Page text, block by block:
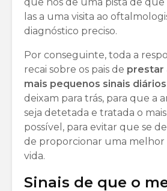
las a uma visita ao
diagnóstico preciso.
Por conseguinte, toda a
recai sobre os pais de prestar
mais pequenos sinais diários
deixam para trás, para que a
seja detetada e tratada o
possível, para evitar que se
de proporcionar uma melhor
vida.
Sinais de que o